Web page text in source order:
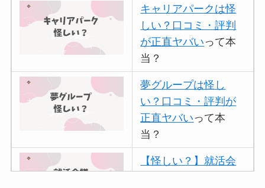
キャリアパークは怪
しい？口コミ・評判
が正直ヤバいって本
当？
夢グループは怪し
い？口コミ・評判が
正直ヤバいって本
当？
【怪しい？】就活会